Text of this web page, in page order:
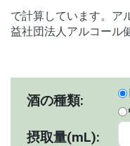
で計算しています。ア
益社団法人アルコール
酒の種類:
摂取量(mL):